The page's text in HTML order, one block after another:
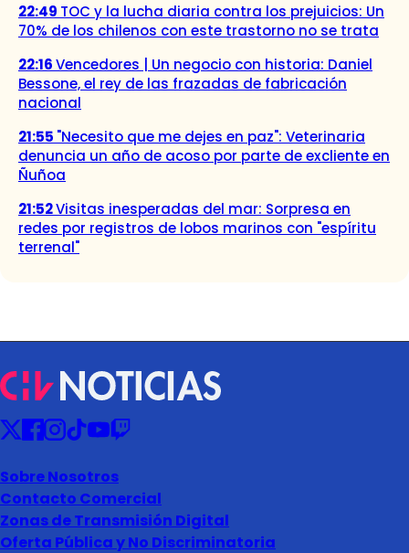
22:49 TOC y la lucha diaria contra los prejuicios: Un
70% de los chilenos con este trastorno no se trata
22:16Vencedores | Un negocio con historia: Daniel
Bessone, el rey de las frazadas de fabricación
nacional
21:55 "Necesito que me dejes en paz": Veterinaria
denuncia un año de acoso por parte de excliente en
Ñuñoa
21:52Visitas inesperadas del mar: Sorpresa en
redes por registros de lobos marinos con "espíritu
terrenal"
Sobre Nosotros
Contacto Comercial
Zonas de Transmisión Digital
Oferta Pública y No Discriminatoria